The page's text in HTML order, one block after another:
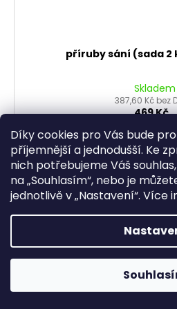
Díky cookies pro Vás bude
příjemnější a jednodušší. Ke
nich potřebujeme Váš
na „Souhlasím“, nebo je
jednotlivě v „Nastavení“. Více
příruby sání (sada 2
Skladem
387,60 Kč bez
469 Kč
DO